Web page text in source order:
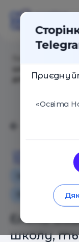
для детей»
Освіта
Освіта в
Елена
школу,
«Освіта